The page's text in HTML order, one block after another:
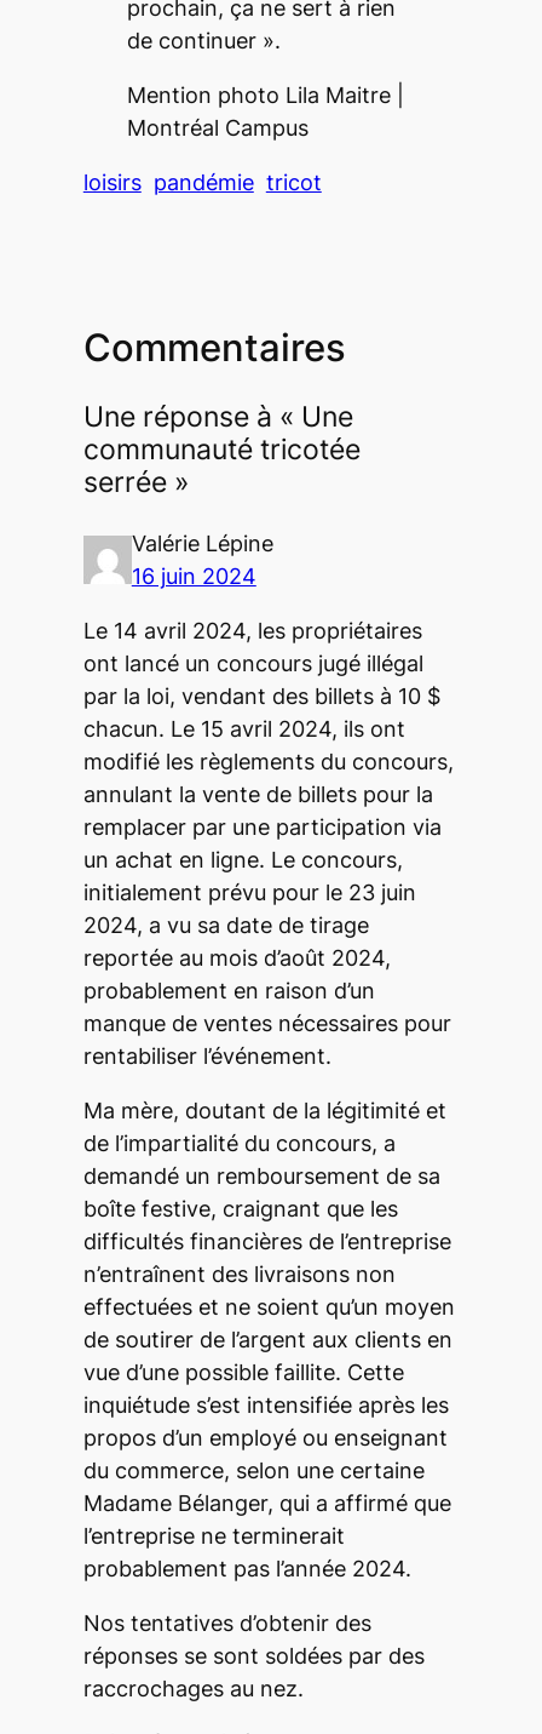
prochain, ça ne sert à rien
de continuer ».
Mention photo Lila Maitre |
Montréal Campus
loisirs pandémie tricot
Commentaires
Une réponse à « Une
communauté tricotée
serrée »
Valérie Lépine
16 juin 2024
Le 14 avril 2024, les propriétaires
ont lancé un concours jugé illégal
par la loi, vendant des billets à 10 $
chacun. Le 15 avril 2024, ils ont
modifié les règlements du concours,
annulant la vente de billets pour la
remplacer par une participation via
un achat en ligne. Le concours,
initialement prévu pour le 23 juin
2024, a vu sa date de tirage
reportée au mois d’août 2024,
probablement en raison d’un
manque de ventes nécessaires pour
rentabiliser l’événement.
Ma mère, doutant de la légitimité et
de l’impartialité du concours, a
demandé un remboursement de sa
boîte festive, craignant que les
difficultés financières de l’entreprise
n’entraînent des livraisons non
effectuées et ne soient qu’un moyen
de soutirer de l’argent aux clients en
vue d’une possible faillite. Cette
inquiétude s’est intensifiée après les
propos d’un employé ou enseignant
du commerce, selon une certaine
Madame Bélanger, qui a affirmé que
l’entreprise ne terminerait
probablement pas l’année 2024.
Nos tentatives d’obtenir des
réponses se sont soldées par des
raccrochages au nez.